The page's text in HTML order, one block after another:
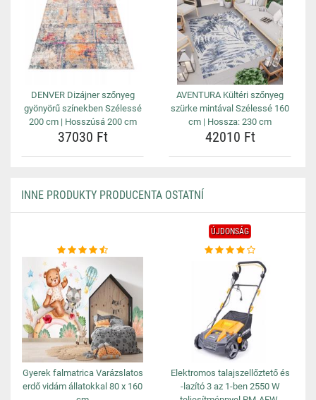
DENVER Dizájner szőnyeg
gyönyörű színekben Szélessé
200 cm | Hosszúsá 200 cm
37030 Ft
AVENTURA Kültéri szőnyeg
szürke mintával Szélessé 160
cm | Hossza: 230 cm
42010 Ft
INNE PRODUKTY PRODUCENTA OSTATNÍ
Gyerek falmatrica Varázslatos
erdő vidám állatokkal 80 x 160
ÚJDONSÁG
Elektromos talajszellőztető és
-lazító 3 az 1-ben 2550 W